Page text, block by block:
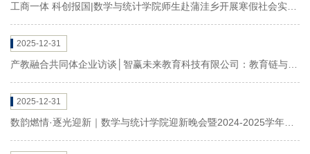
工商一体 科创报国|数学与统计学院师生赴蒲洼乡开展寒假社会实践
2025-12-31
产教融合共同体企业访谈│智赢未来教育科技有限公司：教育链与产
模式
2025-12-31
数韵燃情·逐光迎新｜数学与统计学院迎新晚会暨2024-2025学年表